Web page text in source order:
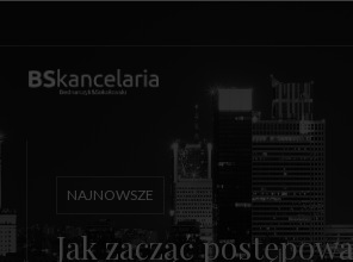
NAJNOWSZE
Jak zacząć